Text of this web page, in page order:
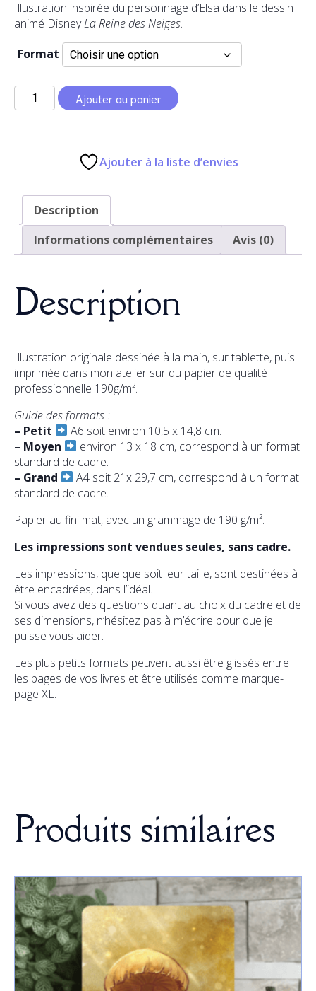
prix :
3,50 €
Illustration inspirée du personnage d’Elsa dans le dessin
animé DisneyLa Reine des Neiges.
Format
quantité
de
Ajouter au panier
Ajouter à la liste d’envies
Description
Informations complémentaires
Avis (0)
Description
Illustration originale dessinée à la main, sur tablette, puis
imprimée dans mon atelier sur du papier de qualité
professionnelle 190g/m².
Guide des formats :
– Petit
A6 soit environ 10,5 x 14,8 cm.
– Moyen
environ 13 x 18 cm, correspond à un format
standard de cadre.
– Grand
A4 soit 21x 29,7 cm, correspond à un format
standard de cadre.
Papier au fini mat, avec un grammage de 190 g/m².
Les impressions sont vendues seules, sans cadre.
Les impressions, quelque soit leur taille, sont destinées à
être encadrées, dans l’idéal.
Si vous avez des questions quant au choix du cadre et de
ses dimensions, n’hésitez pas à m’écrire pour que je
puisse vous aider.
Les plus petits formats peuvent aussi être glissés entre
les pages de vos livres et être utilisés comme marque-
page XL.
Produits similaires